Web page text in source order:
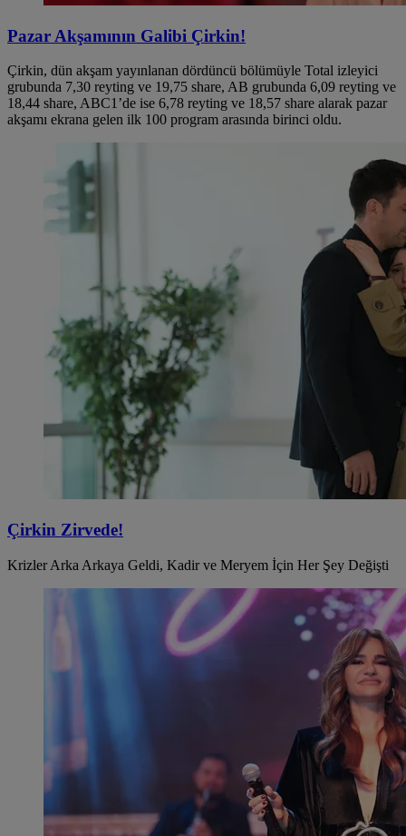
Pazar Akşamının Galibi Çirkin!
Çirkin, dün akşam yayınlanan dördüncü bölümüyle Total izleyici
grubunda 7,30 reyting ve 19,75 share, AB grubunda 6,09 reyting ve
18,44 share, ABC1’de ise 6,78 reyting ve 18,57 share alarak pazar
akşamı ekrana gelen ilk 100 program arasında birinci oldu.
Çirkin Zirvede!
Krizler Arka Arkaya Geldi, Kadir ve Meryem İçin Her Şey Değişti